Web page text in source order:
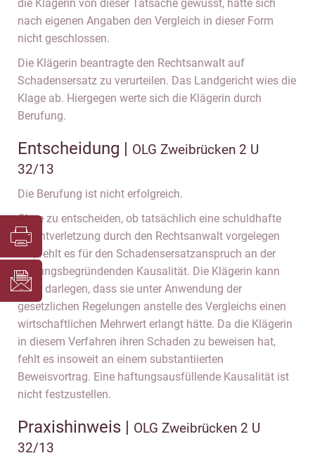
die Klägerin von dieser Tatsache gewusst, hätte sich
nach eigenen Angaben den Vergleich in dieser Form
nicht geschlossen.
Die Klägerin beantragte den Rechtsanwalt auf
Schadensersatz zu verurteilen. Das Landgericht wies die
Klage ab. Hiergegen werte sich die Klägerin durch
Berufung.
Entscheidung | OLG Zweibrücken 2 U
32/13
Die Berufung ist nicht erfolgreich.
Ohne zu entscheiden, ob tatsächlich eine schuldhafte
Pflichtverletzung durch den Rechtsanwalt vorgelegen
hat, fehlt es für den Schadensersatzanspruch an der
haftungsbegründenden Kausalität. Die Klägerin kann
nicht darlegen, dass sie unter Anwendung der
gesetzlichen Regelungen anstelle des Vergleichs einen
wirtschaftlichen Mehrwert erlangt hätte. Da die Klägerin
in diesem Verfahren ihren Schaden zu beweisen hat,
fehlt es insoweit an einem substantiierten
Beweisvortrag. Eine haftungsausfüllende Kausalität ist
nicht festzustellen.
Praxishinweis | OLG Zweibrücken 2 U
32/13